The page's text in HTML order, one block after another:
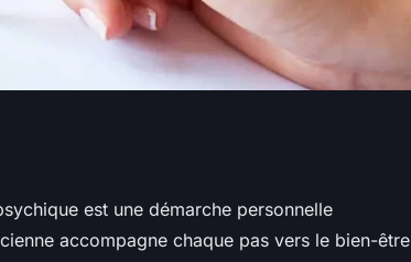
:
est une démarche personnelle
accompagne chaque pas vers le bien-être